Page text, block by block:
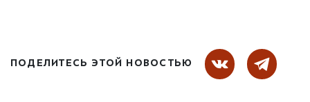
ПОДЕЛИТЕСЬ ЭТОЙ НОВОСТЬЮ